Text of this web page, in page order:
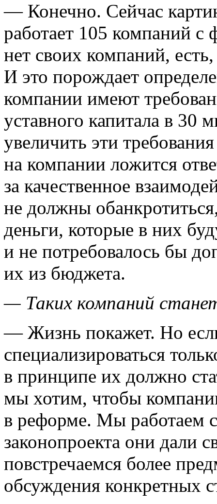
— Конечно. Сейчас
работает 105 компаний с
нет своих компаний,
И это порождает
компании имеют
уставного капитала в
увеличить эти
на компании ложится
за качественное
не должны
деньги, которые в них
и не потребовалось бы
их из бюджета.
— Таких компаний
— Жизнь покажет. Но
специализироваться
в принципе их должно
мы хотим, чтобы
в реформе. Мы работаем
законопроекта они дали
повстречаемся более
обсуждения конкретных